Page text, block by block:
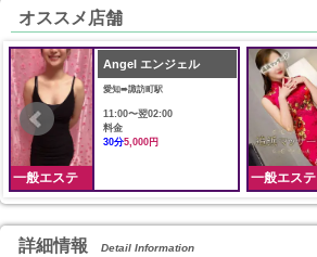
オススメ店舗
一般エステ
Angel エンジェル
愛知➠諏訪町駅
11:00〜翌02:00
料金
30分5,000円
一般エステ
詳細情報 Detail Information